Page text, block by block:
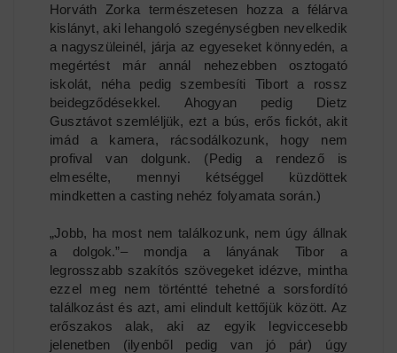
Horváth Zorka természetesen hozza a félárva
kislányt, aki lehangoló szegénységben nevelkedik
a nagyszüleinél, járja az egyeseket könnyedén, a
megértést már annál nehezebben osztogató
iskolát, néha pedig szembesíti Tibort a rossz
beidegződésekkel. Ahogyan pedig Dietz
Gusztávot szemléljük, ezt a bús, erős fickót, akit
imád a kamera, rácsodálkozunk, hogy nem
profival van dolgunk. (Pedig a rendező is
elmesélte, mennyi kétséggel küzdöttek
mindketten a casting nehéz folyamata során.)
„Jobb, ha most nem találkozunk, nem úgy állnak
a dolgok.”– mondja a lányának Tibor a
legrosszabb szakítós szövegeket idézve, mintha
ezzel meg nem történtté tehetné a sorsfordító
találkozást és azt, ami elindult kettőjük között. Az
erőszakos alak, aki az egyik legviccesebb
jelenetben (ilyenből pedig van jó pár) úgy